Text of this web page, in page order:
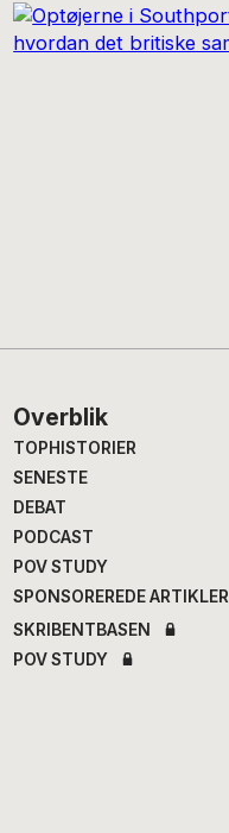
Footer
Overblik
TOPHISTORIER
SENESTE
DEBAT
PODCAST
POV STUDY
SPONSOREREDE ARTIKLER
SKRIBENTBASEN
POV STUDY